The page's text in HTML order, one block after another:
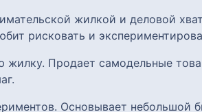
жилкой и деловой
рисковать и
Продает самодельные
Основывает небольшой